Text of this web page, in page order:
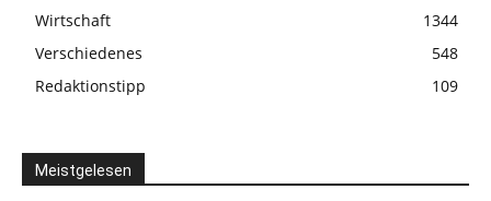
Wirtschaft
1344
Verschiedenes
548
Redaktionstipp
109
Meistgelesen